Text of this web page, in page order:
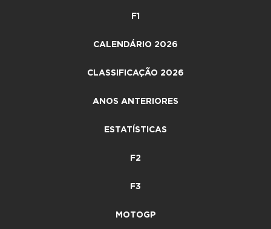
F1
CALENDÁRIO 2026
CLASSIFICAÇÃO 2026
ANOS ANTERIORES
ESTATÍSTICAS
F2
F3
MOTOGP